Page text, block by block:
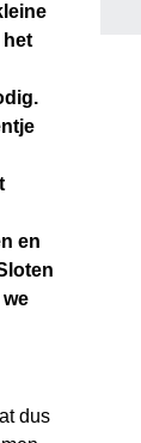
het
en
dus